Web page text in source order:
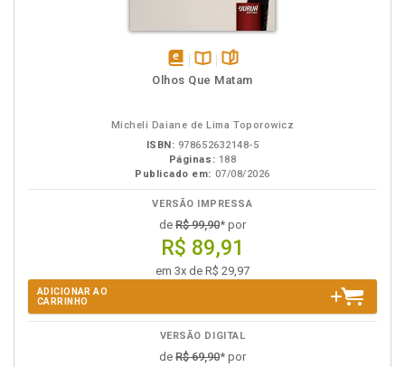
disponívelDisponível
páginas
Olhos Que Matam
Micheli Daiane de Lima Toporowicz
ISBN: 978652632148-5
Páginas: 188
Publicado em: 07/08/2026
VERSÃO IMPRESSA
de R$ 99,90* por
R$ 89,91
em 3x de R$ 29,97
ADICIONAR AO
CARRINHO
VERSÃO DIGITAL
de R$ 69,90* por